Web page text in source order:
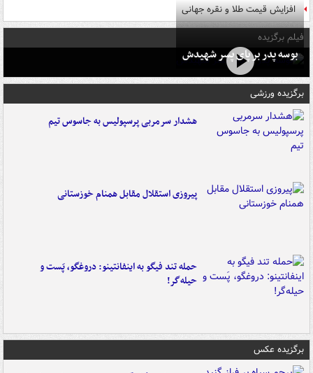
افزایش قیمت طلا و نقره جهانی
فیلم برگزیده
بوسه‌ پدر بر پای پسر شهیدش
برگزیده ورزشی
هشدار سرمربی پرسپولیس به جاسوس تیم
پیروزی استقلال مقابل همنام خوزستانی
حمله تند فیگو به اینفانتینو: دروغگو، پَست‌ و
حیله‌گر!
برگزیده عکس